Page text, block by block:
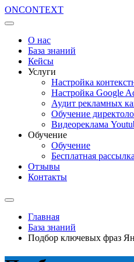
ONCONTEXT
О нас
База знаний
Кейсы
Услуги
Настройка
Настройка Google
Аудит рекламных
Обучение
Видеореклама
Обучение
Обучение
Бесплатная рассылка
Отзывы
Контакты
Главная
База знаний
Подбор ключевых фраз